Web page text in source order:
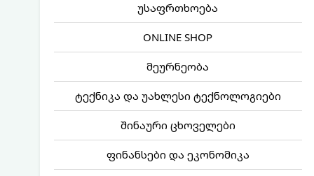
უსაფრთხოება
ONLINE SHOP
მეურნეობა
ტექნიკა და უახლესი ტექნოლოგიები
შინაური ცხოველები
ფინანსები და ეკონომიკა